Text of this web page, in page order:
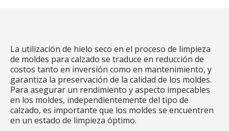
La utilización de hielo seco en el proceso de limpieza
de moldes para calzado se traduce en reducción de
costos tanto en inversión como en mantenimiento, y
garantiza la preservación de la calidad de los moldes.
Para asegurar un rendimiento y aspecto impecables
en los moldes, independientemente del tipo de
calzado, es importante que los moldes se encuentren
en un estado de limpieza óptimo.